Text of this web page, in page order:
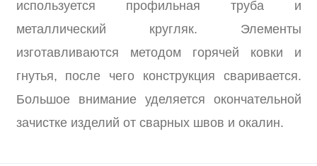
используется профильная труба и
металлический кругляк. Элементы
изготавливаются методом горячей ковки и
гнутья, после чего конструкция сваривается.
Большое внимание уделяется окончательной
зачистке изделий от сварных швов и окалин.